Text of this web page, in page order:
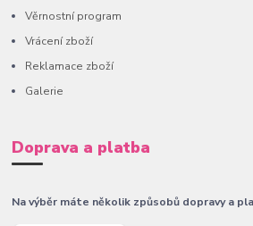
Věrnostní program
Vrácení zboží
Reklamace zboží
Galerie
Doprava a platba
Na výběr máte několik způsobů dopravy a